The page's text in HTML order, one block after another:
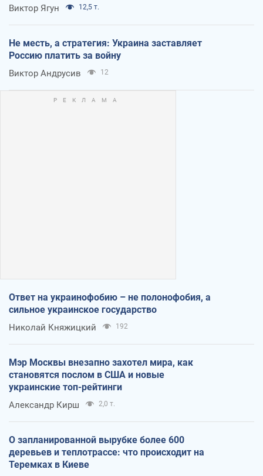
Виктор Ягун 12,5 т.
Не месть, а стратегия: Украина заставляет
Россию платить за войну
Виктор Андрусив 12
Ответ на украинофобию – не полонофобия, а
сильное украинское государство
Николай Княжицкий 192
Мэр Москвы внезапно захотел мира, как
становятся послом в США и новые
украинские топ-рейтинги
Александр Кирш 2,0 т.
О запланированной вырубке более 600
деревьев и теплотрассе: что происходит на
Теремках в Киеве